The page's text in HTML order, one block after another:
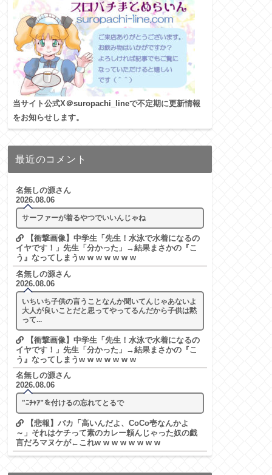
当サイト公式X＠suropachi_lineで不定期に更新情報
をお知らせします。
最近のコメント
名無しの源さん
2026.08.06
サーファーが着るやつでいいんじゃね
【衝撃画像】中学生「先生！水泳で水着になるの
イヤです！」先生「分かった」→結果まさかの『こ
う』なってしまうw w w w w w w
名無しの源さん
2026.08.06
いちいち子供の言うことなんか聞いてんじゃあないよ
大人が良いことだと思ってやってるんだから子供は黙
って...
【衝撃画像】中学生「先生！水泳で水着になるの
イヤです！」先生「分かった」→結果まさかの『こ
う』なってしまうw w w w w w w
名無しの源さん
2026.08.06
"ﾆﾁｬｱ”を付けるの忘れてとるで
【悲報】バカ「高いんだよ、CoCo壱なんかよ
～」それはケチって素のカレー頼んじゃった奴の戯
言だろマヌケが←これw w w w w w w w